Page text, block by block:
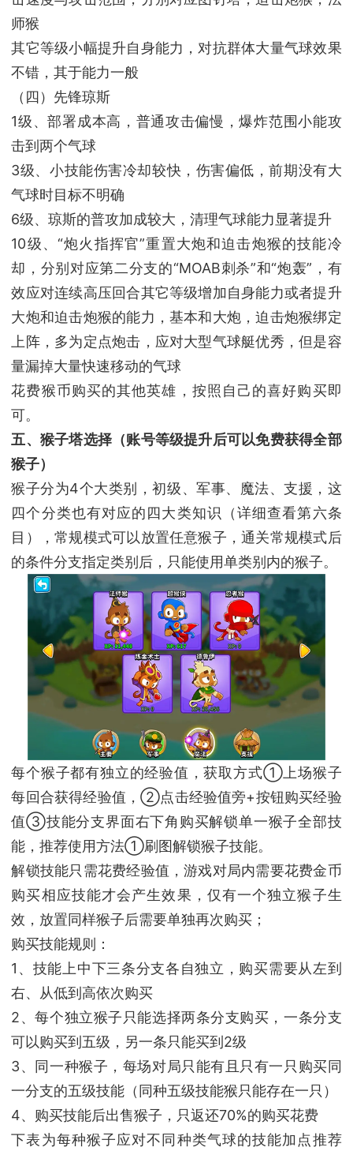
师猴
其它等级小幅提升自身能力，对抗群体大量气球效果
不错，其于能力一般
（四）先锋琼斯
1级、部署成本高，普通攻击偏慢，爆炸范围小能攻
击到两个气球
3级、小技能伤害冷却较快，伤害偏低，前期没有大
气球时目标不明确
6级、琼斯的普攻加成较大，清理气球能力显著提升
10级、“炮火指挥官”重置大炮和迫击炮猴的技能冷
却，分别对应第二分支的“MOAB刺杀”和“炮轰”，有
效应对连续高压回合其它等级增加自身能力或者提升
大炮和迫击炮猴的能力，基本和大炮，迫击炮猴绑定
上阵，多为定点炮击，应对大型气球艇优秀，但是容
量漏掉大量快速移动的气球
花费猴币购买的其他英雄，按照自己的喜好购买即
可。
五、猴子塔选择（账号等级提升后可以免费获得全部
猴子）
猴子分为4个大类别，初级、军事、魔法、支援，这
四个分类也有对应的四大类知识（详细查看第六条
目），常规模式可以放置任意猴子，通关常规模式后
的条件分支指定类别后，只能使用单类别内的猴子。
每个猴子都有独立的经验值，获取方式①上场猴子
每回合获得经验值，②点击经验值旁+按钮购买经验
值③技能分支界面右下角购买解锁单一猴子全部技
能，推荐使用方法①刷图解锁猴子技能。
解锁技能只需花费经验值，游戏对局内需要花费金币
购买相应技能才会产生效果，仅有一个独立猴子生
效，放置同样猴子后需要单独再次购买；
购买技能规则：
1、技能上中下三条分支各自独立，购买需要从左到
右、从低到高依次购买
2、每个独立猴子只能选择两条分支购买，一条分支
可以购买到五级，另一条只能买到2级
3、同一种猴子，每场对局只能有且只有一只购买同
一分支的五级技能（同种五级技能猴只能存在一只）
4、购买技能后出售猴子，只返还70%的购买花费
下表为每种猴子应对不同种类气球的技能加点推荐